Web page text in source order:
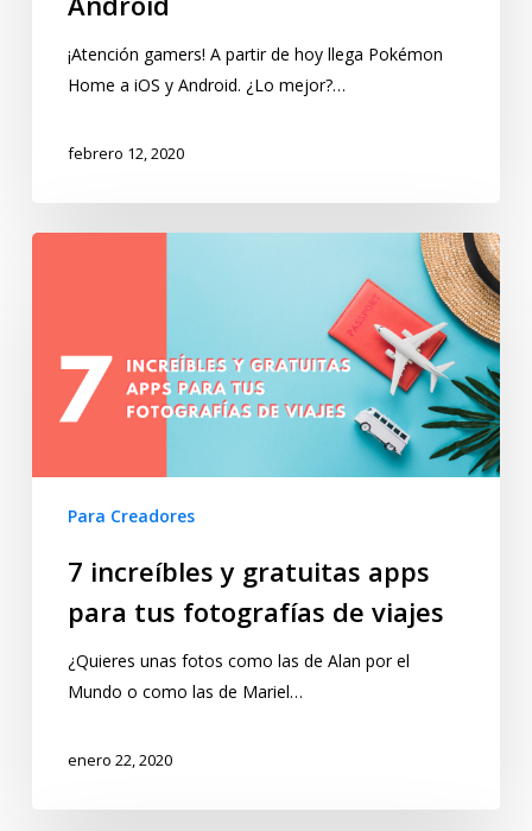
¡Atención gamers! A partir de hoy llega Pokémon
Home a iOS y Android. ¿Lo mejor?…
febrero 12, 2020
Para Creadores
7 increíbles y gratuitas apps
para tus fotografías de viajes
¿Quieres unas fotos como las de Alan por el
Mundo o como las de Mariel…
enero 22, 2020